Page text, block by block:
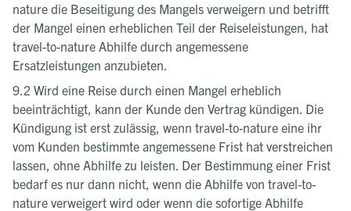
nature die Beseitigung des Mangels verweigern und betrifft
der Mangel einen erheblichen Teil der Reiseleistungen, hat
travel-to-nature Abhilfe durch angemessene
Ersatzleistungen anzubieten.
9.2 Wird eine Reise durch einen Mangel erheblich
beeinträchtigt, kann der Kunde den Vertrag kündigen. Die
Kündigung ist erst zulässig, wenn travel-to-nature eine ihr
vom Kunden bestimmte angemessene Frist hat verstreichen
lassen, ohne Abhilfe zu leisten. Der Bestimmung einer Frist
bedarf es nur dann nicht, wenn die Abhilfe von travel-to-
nature verweigert wird oder wenn die sofortige Abhilfe